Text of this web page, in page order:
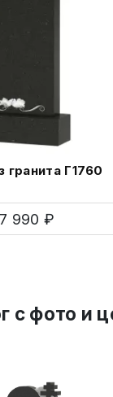
гранита Г1760
990 ₽
c фото и